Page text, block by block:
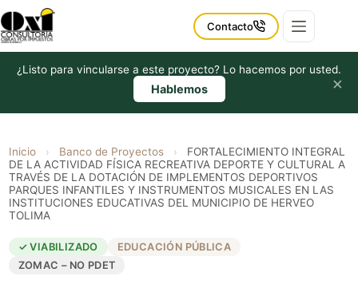
Saltar
al
contenido
Contacto
¿Listo para vincularse a este proyecto? Lo hacemos por usted.
Hablemos ×
Inicio › Banco de Proyectos ›
FORTALECIMIENTO INTEGRAL
DE LA ACTIVIDAD FÍSICA RECREATIVA DEPORTE Y CULTURAL A
TRAVÉS DE LA DOTACIÓN DE IMPLEMENTOS DEPORTIVOS
PARQUES INFANTILES Y INSTRUMENTOS MUSICALES EN LAS
INSTITUCIONES EDUCATIVAS DEL MUNICIPIO DE HERVEO
TOLIMA
✓ VIABILIZADO
EDUCACIÓN PÚBLICA
ZOMAC – NO PDET